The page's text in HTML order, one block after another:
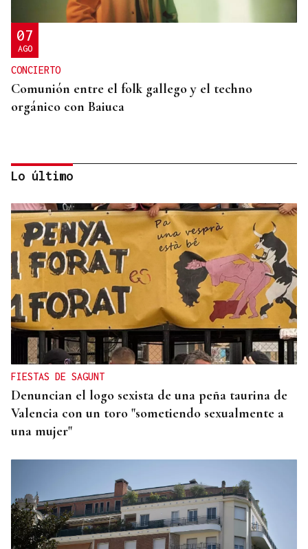
07
AGO
CONCIERTO
Comunión entre el folk gallego y el techno
orgánico con Baiuca
07
AGO
CON INSCRIPCIÓN
Observación astronómica en Aquis Querquennis
Lo último
FIESTAS DE SAGUNT
Denuncian el logo sexista de una peña taurina de
Valencia con un toro "sometiendo sexualmente a
una mujer"